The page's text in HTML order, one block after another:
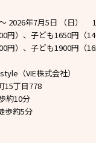
2026年7月5日 （日）
円）、子ども1650円（
円）、子ども1900円（
（VIE株式会社）
15丁目778
約10分
歩約5分